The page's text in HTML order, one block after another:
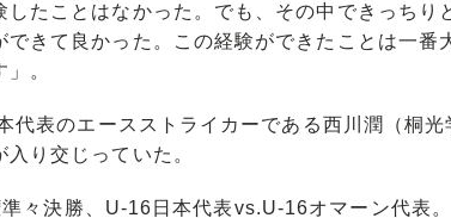
したことはなかった。でも、その中できっちり
できて良かった。この経験ができたことは一
。
表のエースストライカーである西川潤（桐光
り交じっていた。
々決勝、U-16日本代表vs.U-16オマーン代表。